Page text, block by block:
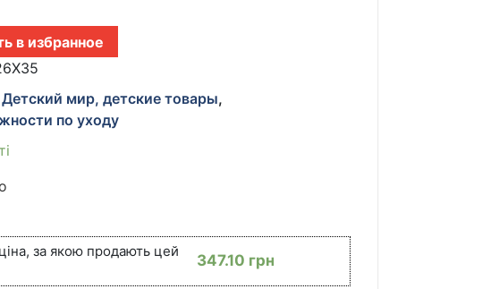
в избранное
Детский мир, детские товары,
по уходу
за якою продають цей
347.10 грн